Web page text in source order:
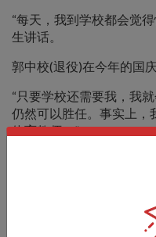
“每天，我到学校都会觉
生讲话。
郭中校(退役)在今年的国
“只要学校还需要我，我
仍然可以胜任。事实上，
体育教师！”